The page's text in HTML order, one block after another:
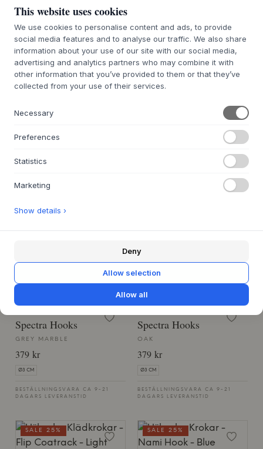
Nature Rack
733,33 kr
45 X 6 CM
BESTÄLLNINGSVARA LEVERANSTID
CA 7-12 DAGAR
969 kr
H10, H15, H20 CM
BESTÄLLNINGSVARA CA 9-21
DAGARS LEVERANSTID
ANDERSEN FURNITURE
OAK - WHITE MATT
2 589 kr
BESTÄLLNINGSVARA CA 9-21
Mono Coat Rack Large
2 589 kr
H:59 X W:12,5 X D:4,5 CM
BESTÄLLNINGSVARA CA 9-21
Spectra Hooks
GREY MARBLE
379 kr
Ø3 CM
BESTÄLLNINGSVARA CA 9-21
DAGARS LEVERANSTID
Spectra Hooks
OAK
379 kr
Ø3 CM
BESTÄLLNINGSVARA CA 9-21
DAGARS LEVERANSTID
SALE 25% SALE 25%
This website uses cookies
We use cookies to personalise content and ads, to provide
social media features and to analyse our traffic. We also share
information about your use of our site with our social media,
advertising and analytics partners who may combine it with
other information that you’ve provided to them or that they’ve
collected from your use of their services.
Necessary
Preferences
Statistics
Marketing
Show details ›
Deny
Allow selection
Allow all